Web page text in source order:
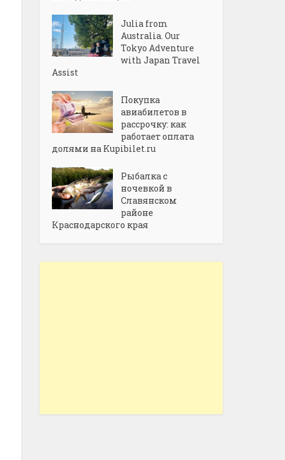
Julia from
Australia. Our
Tokyo Adventure
with Japan Travel
Assist
Покупка
авиабилетов в
рассрочку: как
работает оплата
долями на Kupibilet.ru
Рыбалка с
ночевкой в
Славянском
районе
Краснодарского края